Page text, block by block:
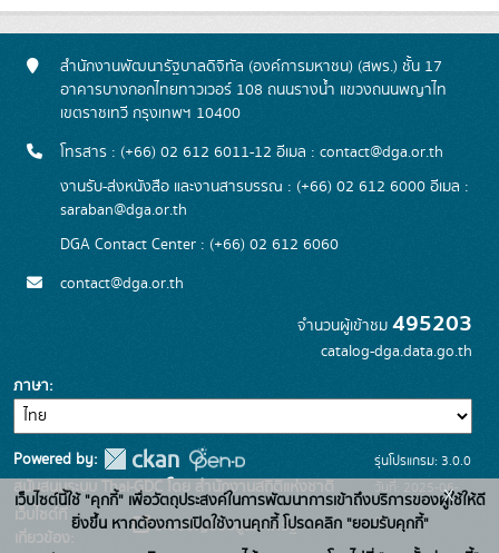
สำนักงานพัฒนารัฐบาลดิจิทัล (องค์การมหาชน) (สพร.) ชั้น 17
อาคารบางกอกไทยทาวเวอร์ 108 ถนนรางน้ำ แขวงถนนพญาไท
เขตราชเทวี กรุงเทพฯ 10400
โทรสาร : (+66) 02 612 6011-12 อีเมล : contact@dga.or.th
งานรับ-ส่งหนังสือ และงานสารบรรณ : (+66) 02 612 6000 อีเมล :
saraban@dga.or.th
DGA Contact Center : (+66) 02 612 6060
contact@dga.or.th
จำนวนผู้เข้าชม 495203
catalog-dga.data.go.th
ภาษา
Powered by:
สนับสนุนระบบ Thai-GDC โดย สำนักงานสถิติแห่งชาติ
เว็บไซต์ที่
เกี่ยวข้อง:
ระบบบัญชีข้อมูลภาครัฐ
รุ่นโปรแกรม: 3.0.0
วันที่: 2025-06-
26
เว็บไซต์นี้ใช้ "คุกกี้" เพื่อวัตถุประสงค์ในการพัฒนาการเข้าถึงบริการของผู้ใช้ให้ดี
ยิ่งขึ้น หากต้องการเปิดใช้งานคุกกี้ โปรดคลิก "ยอมรับคุกกี้"
x